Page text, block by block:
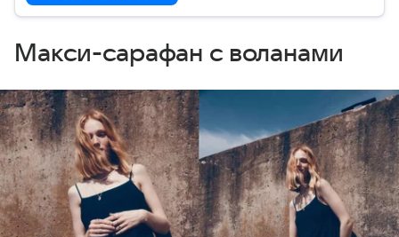
Макси-сарафан с воланами